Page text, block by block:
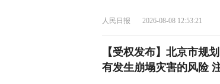
人民日报 2026-08-08 12:53:21
【受权发布】北京市规
有发生崩塌灾害的风险